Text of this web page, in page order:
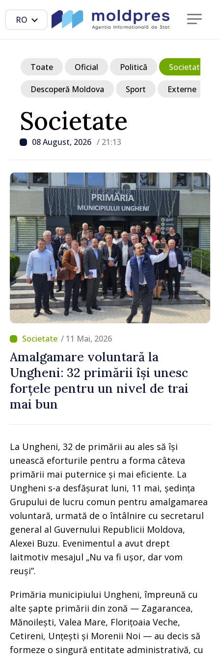
RO
Societate
08 August, 2026 / 21:13
Toate Oficial Politică Societate
Descoperă Moldova Sport Externe
/ 11 Mai, 2026
Amalgamare voluntară la
Ungheni: 32 primării își unesc
forțele pentru un nivel de trai
mai bun
La Ungheni, 32 de primării au ales să își
unească eforturile pentru a forma câteva
primării mai puternice și mai eficiente. La
Ungheni s-a desfășurat luni, 11 mai, ședința
Grupului de lucru comun pentru amalgamarea
voluntară, urmată de o întâlnire cu secretarul
general al Guvernului Republicii Moldova,
Alexei Buzu. Evenimentul a avut drept
laitmotiv mesajul „Nu va fi ușor, dar vom
reuși”.
Primăria municipiului Ungheni, împreună cu
alte șapte primării din zonă — Zagarancea,
Mănoilești, Valea Mare, Florițoaia Veche,
Cetireni, Unțești și Morenii Noi — au decis să
formeze o singură entitate administrativă, cu